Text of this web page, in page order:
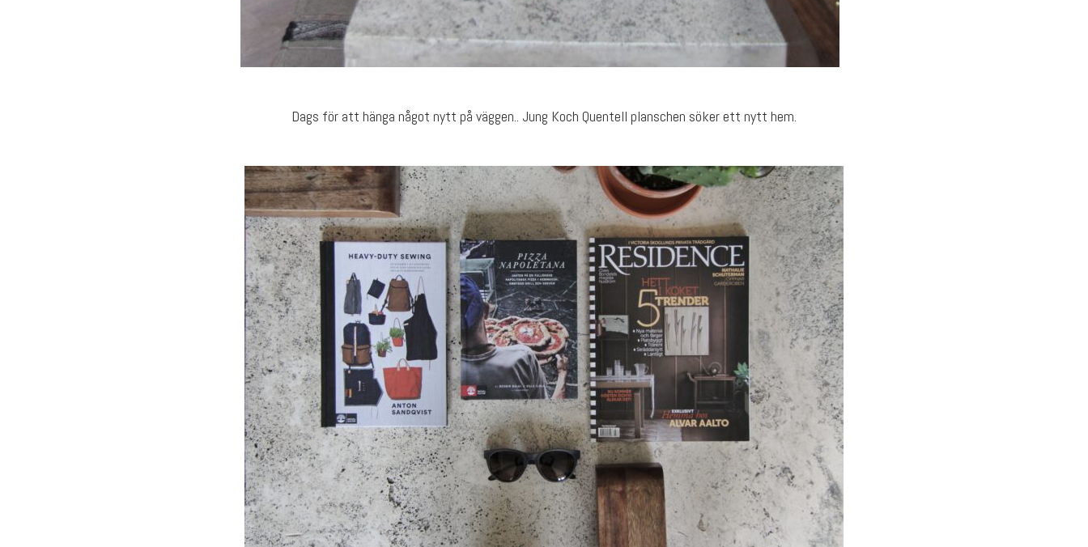
Dags för att hänga något nytt på väggen.. Jung Koch Quentell planschen söker ett nytt hem.